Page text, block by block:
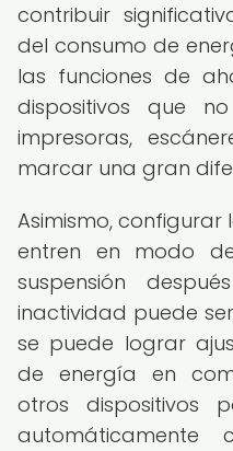
contribuir
del consumo de
las funciones de
dispositivos que
impresoras,
marcar una gran
Asimismo,
entren en modo
suspensión
inactividad puede
se puede lograr
de energía en
otros dispositivos